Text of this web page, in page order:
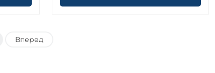
Вперед